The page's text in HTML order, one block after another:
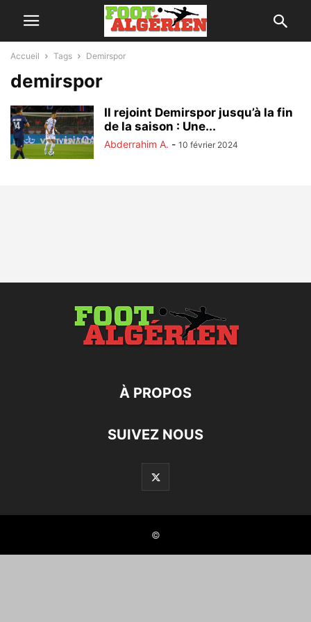
Accueil Tags Demirspor
demirspor
Il rejoint Demirspor jusqu’à la fin
de la saison : Une...
Abderrahim A. - 10 février 2024
À PROPOS
SUIVEZ NOUS
©